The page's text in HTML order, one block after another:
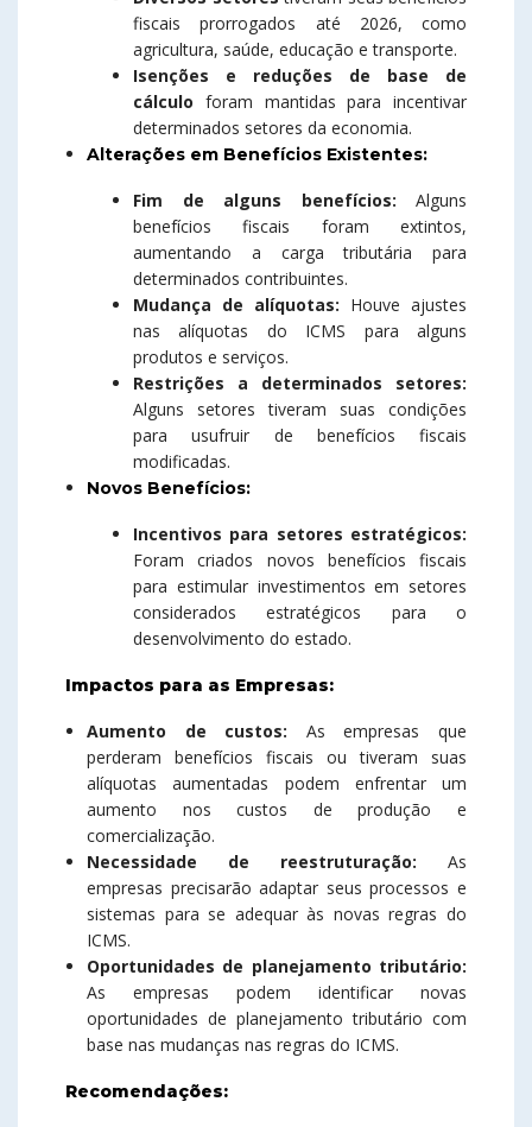
fiscais prorrogados até 2026, como
agricultura, saúde, educação e transporte.
Isenções e reduções de base de
cálculo foram mantidas para incentivar
determinados setores da economia.
Alterações em Benefícios Existentes:
Fim de alguns benefícios: Alguns
benefícios fiscais foram extintos,
aumentando a carga tributária para
determinados contribuintes.
Mudança de alíquotas: Houve ajustes
nas alíquotas do ICMS para alguns
produtos e serviços.
Restrições a determinados setores:
Alguns setores tiveram suas condições
para usufruir de benefícios fiscais
modificadas.
Novos Benefícios:
Incentivos para setores estratégicos:
Foram criados novos benefícios fiscais
para estimular investimentos em setores
considerados estratégicos para o
desenvolvimento do estado.
Impactos para as Empresas:
Aumento de custos: As empresas que
perderam benefícios fiscais ou tiveram suas
alíquotas aumentadas podem enfrentar um
aumento nos custos de produção e
comercialização.
Necessidade de reestruturação: As
empresas precisarão adaptar seus processos e
sistemas para se adequar às novas regras do
ICMS.
Oportunidades de planejamento tributário:
As empresas podem identificar novas
oportunidades de planejamento tributário com
base nas mudanças nas regras do ICMS.
Recomendações: